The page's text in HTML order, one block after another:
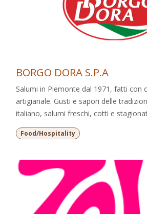
BORGO DORA S.P.A
Salumi in Piemonte dal 1971, fatti con
artigianale. Gusti e sapori delle
italiano, salumi freschi, cotti e
Food/Hospitality